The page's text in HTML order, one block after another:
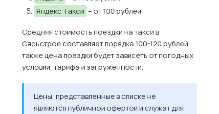
Яндекс Такси – от 100 рублей
Средняя стоимость поездки на такси в
Сясьстрое составляет порядка 100-120 рублей,
также цена поездки будет зависеть от погодных
условий, тарифа и загруженности.
Цены, представленные в списке не
являются публичной офертой и служат для